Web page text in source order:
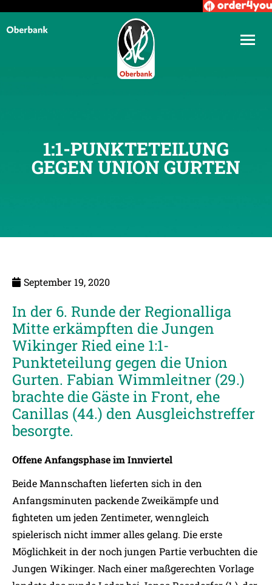
1:1-PUNKTETEILUNG
GEGEN UNION GURTEN
September 19, 2020
In der 6. Runde der Regionalliga
Mitte erkämpften die Jungen
Wikinger Ried eine 1:1-
Punkteteilung gegen die Union
Gurten. Fabian Wimmleitner (29.)
brachte die Gäste in Front, ehe
Canillas (44.) den Ausgleichstreffer
besorgte.
Offene Anfangsphase im Innviertel
Beide Mannschaften lieferten sich in den
Anfangsminuten packende Zweikämpfe und
fighteten um jeden Zentimeter, wenngleich
spielerisch nicht immer alles gelang. Die erste
Möglichkeit in der noch jungen Partie verbuchten die
Jungen Wikinger. Nach einer maßgerechten Vorlage